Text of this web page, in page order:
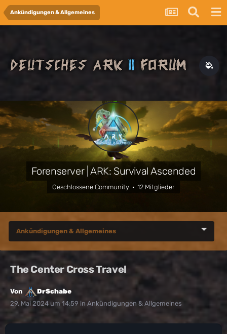
Ankündigungen & Allgemeines
Forenserver | ARK: Survival Ascended
Geschlossene Community · 12 Mitglieder
Ankündigungen & Allgemeines
The Center Cross Travel
Von
DrSchabe
29. Mai 2024 um 14:59 in Ankündigungen & Allgemeines